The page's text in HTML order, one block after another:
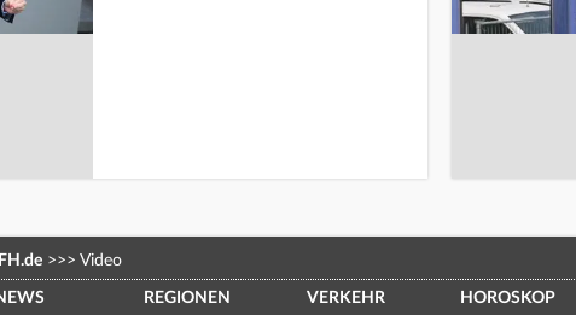
>>> Video
REGIONEN VERKEHR HOROSKOP